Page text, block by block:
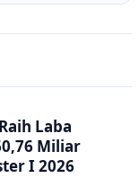
Laba
Miliar
I 2026